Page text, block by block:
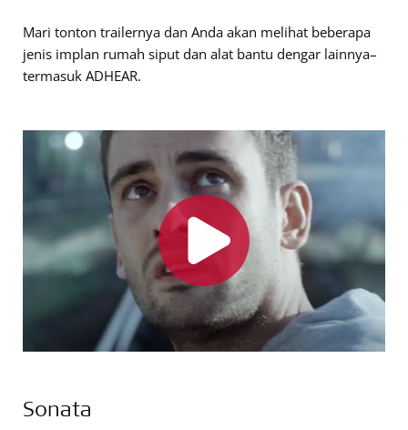
Mari tonton trailernya dan Anda akan melihat beberapa
jenis implan rumah siput dan alat bantu dengar lainnya–
termasuk ADHEAR.
Sonata